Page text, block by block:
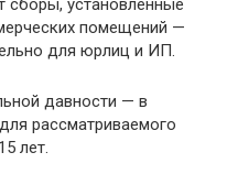
помещений —
для юрлиц и ИП.
давности — в
рассматриваемого
лет.